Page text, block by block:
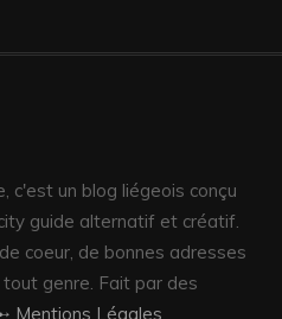
c'est un blog liégeois conçu
guide alternatif et créatif.
coeur, de bonnes adresses
genre. Fait par des
Mentions Légales